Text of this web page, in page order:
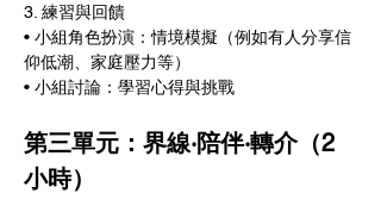
3. 練習與回饋
• 小組角色扮演：情境模擬（例如有人分享信
仰低潮、家庭壓力等）
• 小組討論：學習心得與挑戰
第三單元：界線‧陪伴‧轉介（2
小時）